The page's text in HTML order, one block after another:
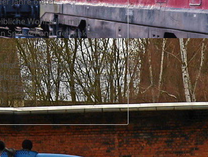
Wohl wird mit
Speisen und Getränken
Schwarzenberg verkehrt
zum Eisenbahnmuseum
( Fahrt im Eintrittspreis